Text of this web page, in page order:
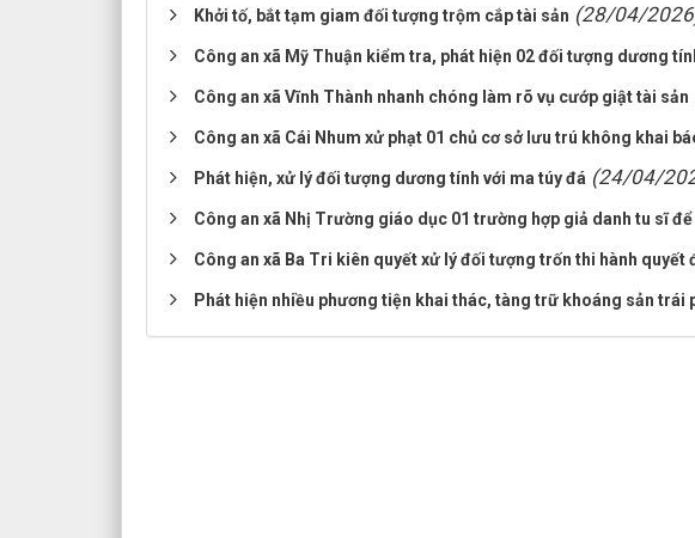
Khởi tố, bắt tạm giam đối tượng trộm cắp tài sản (28/04/
Công an xã Mỹ Thuận kiểm tra, phát hiện 02 đối tượng dương
Công an xã Vĩnh Thành nhanh chóng làm rõ vụ cướp giật tài sản
Công an xã Cái Nhum xử phạt 01 chủ cơ sở lưu trú không khai
Phát hiện, xử lý đối tượng dương tính với ma túy đá (24/04/
Công an xã Nhị Trường giáo dục 01 trường hợp giả danh tu sĩ
Công an xã Ba Tri kiên quyết xử lý đối tượng trốn thi hành quyết
Phát hiện nhiều phương tiện khai thác, tàng trữ khoáng sản trái